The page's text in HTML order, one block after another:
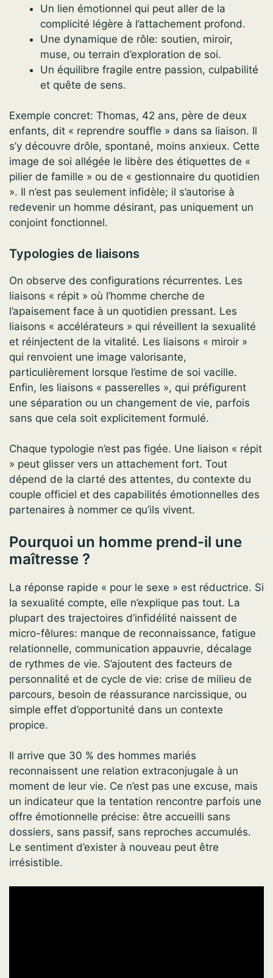
Un lien émotionnel qui peut aller de la
complicité légère à l’attachement profond.
Une dynamique de rôle: soutien, miroir,
muse, ou terrain d’exploration de soi.
Un équilibre fragile entre passion, culpabilité
et quête de sens.
Exemple concret: Thomas, 42 ans, père de deux
enfants, dit « reprendre souffle » dans sa liaison. Il
s’y découvre drôle, spontané, moins anxieux. Cette
image de soi allégée le libère des étiquettes de «
pilier de famille » ou de « gestionnaire du quotidien
». Il n’est pas seulement infidèle; il s’autorise à
redevenir un homme désirant, pas uniquement un
conjoint fonctionnel.
Typologies de liaisons
On observe des configurations récurrentes. Les
liaisons « répit » où l’homme cherche de
l’apaisement face à un quotidien pressant. Les
liaisons « accélérateurs » qui réveillent la sexualité
et réinjectent de la vitalité. Les liaisons « miroir »
qui renvoient une image valorisante,
particulièrement lorsque l’estime de soi vacille.
Enfin, les liaisons « passerelles », qui préfigurent
une séparation ou un changement de vie, parfois
sans que cela soit explicitement formulé.
Chaque typologie n’est pas figée. Une liaison « répit
» peut glisser vers un attachement fort. Tout
dépend de la clarté des attentes, du contexte du
couple officiel et des capabilités émotionnelles des
partenaires à nommer ce qu’ils vivent.
Pourquoi un homme prend-il une
maîtresse ?
La réponse rapide « pour le sexe » est réductrice. Si
la sexualité compte, elle n’explique pas tout. La
plupart des trajectoires d’infidélité naissent de
micro-fêlures: manque de reconnaissance, fatigue
relationnelle, communication appauvrie, décalage
de rythmes de vie. S’ajoutent des facteurs de
personnalité et de cycle de vie: crise de milieu de
parcours, besoin de réassurance narcissique, ou
simple effet d’opportunité dans un contexte
propice.
Il arrive que 30 % des hommes mariés
reconnaissent une relation extraconjugale à un
moment de leur vie. Ce n’est pas une excuse, mais
un indicateur que la tentation rencontre parfois une
offre émotionnelle précise: être accueilli sans
dossiers, sans passif, sans reproches accumulés.
Le sentiment d’exister à nouveau peut être
irrésistible.